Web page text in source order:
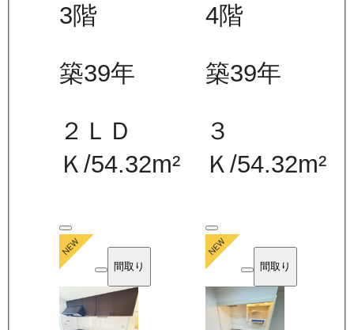
3階
築39年
２ＬＤ
Ｋ/54.32m²
4階
築39年
３
Ｋ /54.32m²
間取り 間取り